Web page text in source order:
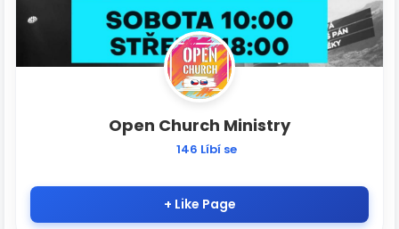
Open Church Ministry
146 Líbí se
+ Like Page